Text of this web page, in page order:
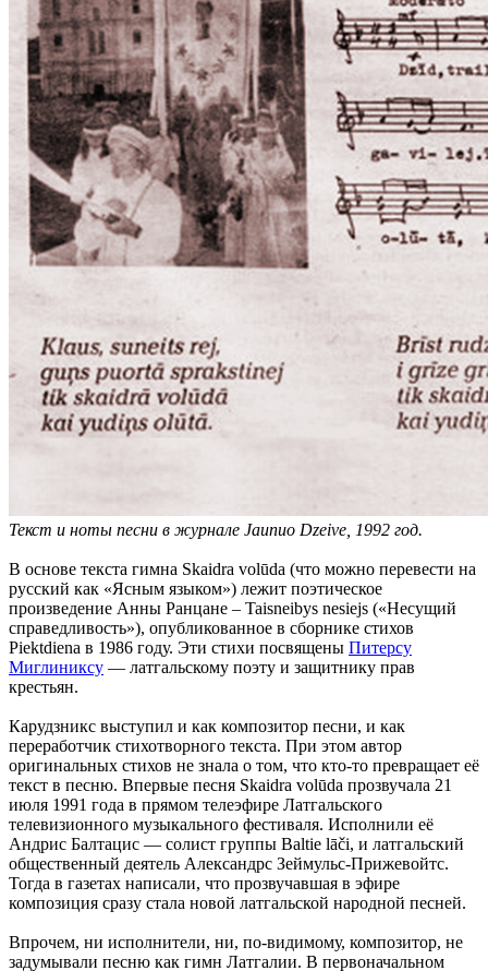
Текст и ноты песни в журнале Jaunuo Dzeive, 1992 год.
В основе текста гимна Skaidra volūda (что можно перевести на
русский как «Ясным языком») лежит поэтическое
произведение Анны Ранцане – Taisneibys nesiejs («Несущий
справедливость»), опубликованное в сборнике стихов
Piektdiena в 1986 году. Эти стихи посвящены Питерсу
Миглиниксу — латгальскому поэту и защитнику прав
крестьян.
Карудзникс выступил и как композитор песни, и как
переработчик стихотворного текста. При этом автор
оригинальных стихов не знала о том, что кто-то превращает её
текст в песню. Впервые песня Skaidra volūda прозвучала 21
июля 1991 года в прямом телеэфире Латгальского
телевизионного музыкального фестиваля. Исполнили её
Андрис Балтацис — солист группы Baltie lāči, и латгальский
общественный деятель Александрс Зеймульс-Прижевойтс.
Тогда в газетах написали, что прозвучавшая в эфире
композиция сразу стала новой латгальской народной песней.
Впрочем, ни исполнители, ни, по-видимому, композитор, не
задумывали песню как гимн Латгалии. В первоначальном